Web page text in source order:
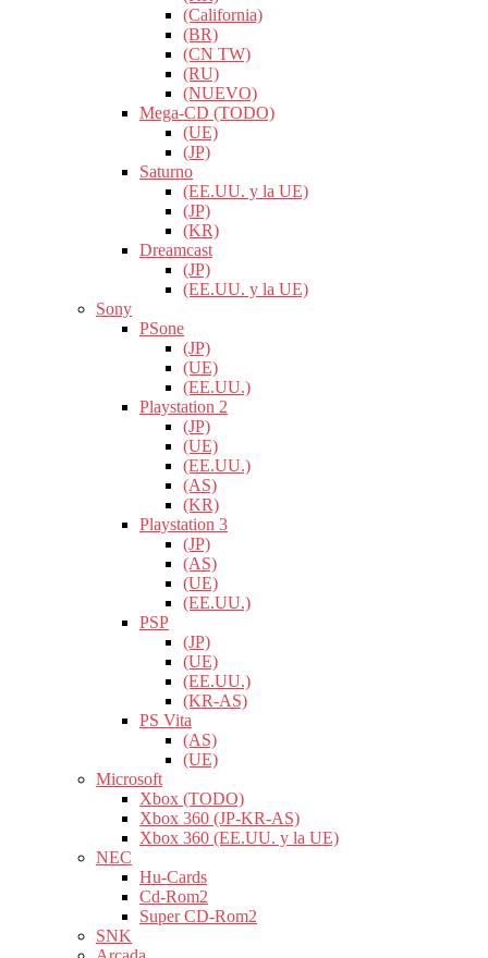
(California)
(BR)
(CN TW)
(RU)
(NUEVO)
Mega-CD (TODO)
(UE)
(JP)
Saturno
(EE.UU. y la UE)
(JP)
(KR)
Dreamcast
(JP)
(EE.UU. y la UE)
Sony
PSone
(JP)
(UE)
(EE.UU.)
Playstation 2
(JP)
(UE)
(EE.UU.)
(AS)
(KR)
Playstation 3
(JP)
(AS)
(UE)
(EE.UU.)
PSP
(JP)
(UE)
(EE.UU.)
(KR-AS)
PS Vita
(AS)
(UE)
Microsoft
Xbox (TODO)
Xbox 360 (JP-KR-AS)
Xbox 360 (EE.UU. y la UE)
NEC
Hu-Cards
Cd-Rom2
Super CD-Rom2
SNK